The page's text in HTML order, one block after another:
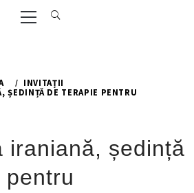
Primary
Menu
INVITAȚII
ȘEDINȚĂ DE TERAPIE PENTRU
iraniană, ședință